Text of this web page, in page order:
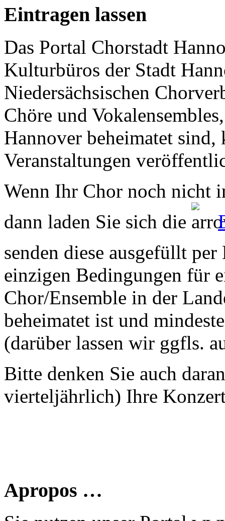
Eintragen lassen
Das Portal Chorstadt
Kulturbüros der Stadt
Niedersächsischen
Chöre und
Hannover beheimatet sind,
Veranstaltungen
Wenn Ihr Chor noch nicht
dann laden Sie sich die
senden diese ausgefüllt
einzigen Bedingungen für
Chor/Ensemble in der
beheimatet ist und
(darüber lassen wir ggfls.
Bitte denken Sie auch
vierteljährlich) Ihre
Apropos …